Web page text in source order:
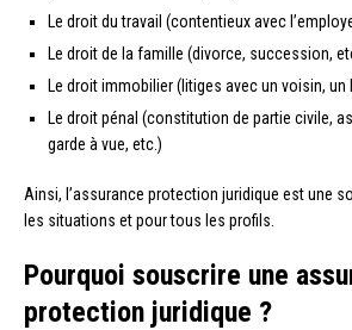
Le droit du travail (contentieux avec
Le droit de la famille (divorce, succession,
Le droit immobilier (litiges avec un voisin, un
Le droit pénal (constitution de partie civile,
garde à vue, etc.)
Ainsi, l’assurance protection juridique est une
les situations et pour tous les profils.
Pourquoi souscrire une
protection juridique ?